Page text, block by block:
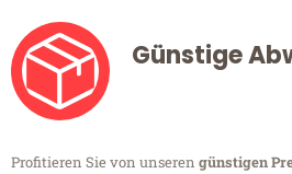
Günstige
Profitieren Sie von unseren günstigen